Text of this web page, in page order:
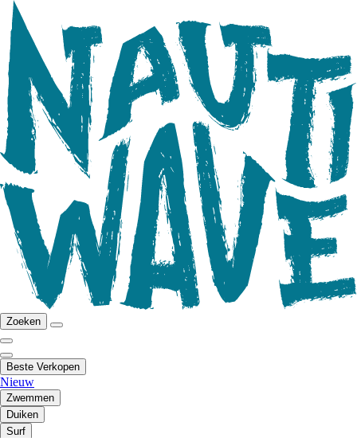
Zoeken
Beste Verkopen
Nieuw
Zwemmen
Duiken
Surf